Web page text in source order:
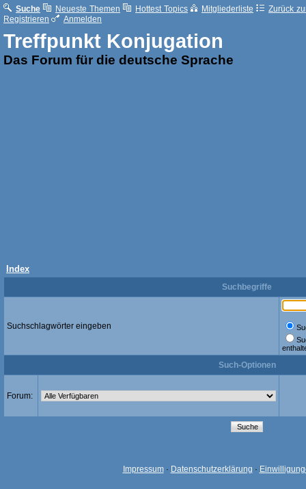
Suche Neueste Themen Hottest Topics Mitgliederliste
Zurück
Registrieren
Anmelden
Treffpunkt Konjugation
Das Forum für die deutsche Sprache
Index
Suchbegriffe
Suchschlagwörter eingeben
Such-Optionen
Forum:
Impressum· Datenschutzerklärung ·